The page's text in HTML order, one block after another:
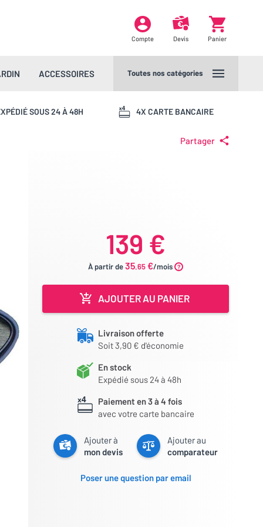
Compte Devis Panier
ACCESSOIRES Toutes nos catégories
SOUS 24 À 48H 4X CARTE BANCAIRE
Partager
139 €
À partir de35.65 €/mois
AJOUTER AU PANIER
Livraison offerte
Soit 3,90 € d'économie
En stock
Expédié sous 24 à 48h
Paiement en 3 à 4 fois
avec votre carte bancaire
Ajouter à
mon devis
Ajouter au
comparateur
Poser une question par email